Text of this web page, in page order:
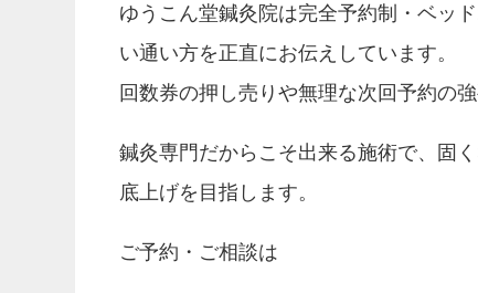
ゆうこん堂鍼灸院は完全予約制・ベッ
い通い方を正直にお伝えしています。
回数券の押し売りや無理な次回予約の
鍼灸専門だからこそ出来る施術で、固
底上げを目指します。
ご予約・ご相談は